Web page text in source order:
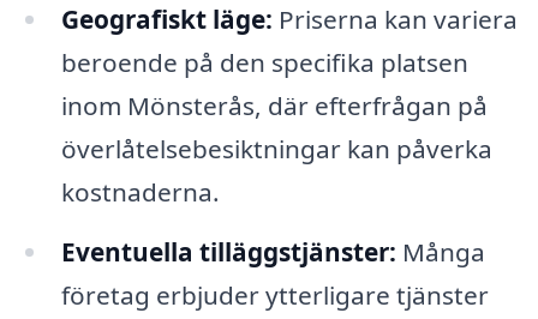
Geografiskt läge: Priserna kan variera
beroende på den specifika platsen
inom Mönsterås, där efterfrågan på
överlåtelsebesiktningar kan påverka
kostnaderna.
Eventuella tilläggstjänster: Många
företag erbjuder ytterligare tjänster